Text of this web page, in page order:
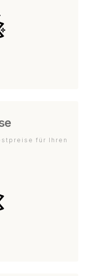
für Ihren